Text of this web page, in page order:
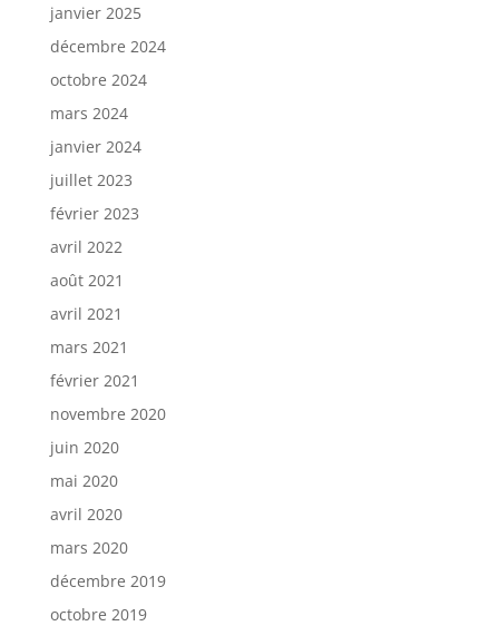
janvier 2025
décembre 2024
octobre 2024
mars 2024
janvier 2024
juillet 2023
février 2023
avril 2022
août 2021
avril 2021
mars 2021
février 2021
novembre 2020
juin 2020
mai 2020
avril 2020
mars 2020
décembre 2019
octobre 2019